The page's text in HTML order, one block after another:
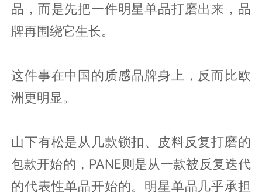
品，而是先把一件明星单品打磨出来，品
牌再围绕它生长。
这件事在中国的质感品牌身上，反而比欧
洲更明显。
山下有松是从几款锁扣、皮料反复打磨的
包款开始的，PANE则是从一款被反复迭代
的代表性单品开始的。明星单品几乎承担